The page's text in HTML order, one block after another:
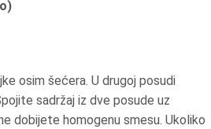
osim šećera. U drugoj posudi
sadržaj iz dve posude uz
dobijete homogenu smesu. Ukoliko